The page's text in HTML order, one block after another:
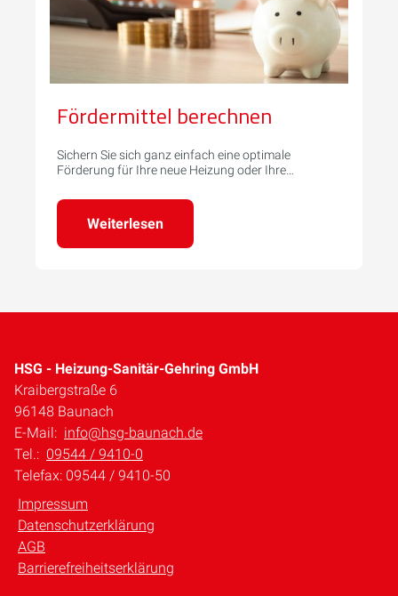
Fördermittel berechnen
Sichern Sie sich ganz einfach eine optimale
Förderung für Ihre neue Heizung oder Ihre
Weiterlesen
HSG - Heizung-Sanitär-Gehring GmbH
Kraibergstraße 6
96148 Baunach
E-Mail: info@hsg-baunach.de
Tel.: 09544 / 9410-0
Telefax: 09544 / 9410-50
Impressum
Datenschutzerklärung
AGB
Barrierefreiheitserklärung